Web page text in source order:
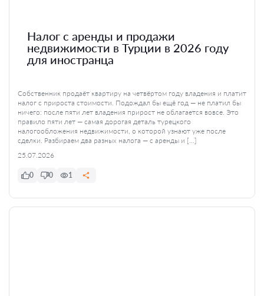
Налог с аренды и продажи
недвижимости в Турции в 2026 году
для иностранца
Собственник продаёт квартиру на четвёртом году владения и платит
налог с прироста стоимости. Подождал бы ещё год — не платил бы
ничего: после пяти лет владения прирост не облагается вовсе. Это
правило пяти лет — самая дорогая деталь турецкого
налогообложения недвижимости, о которой узнают уже после
сделки. Разбираем два разных налога — с аренды и […]
25.07.2026
0 0 1